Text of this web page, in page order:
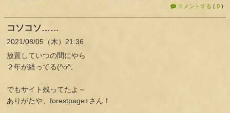
コメントする ( 0 )
コソコソ……
2021 08 05 （木） 21:36
放置していつの間にやら
２年が経ってる(^o^;
でもサイト残ってたよ～
ありがたや、forestpage+さん！